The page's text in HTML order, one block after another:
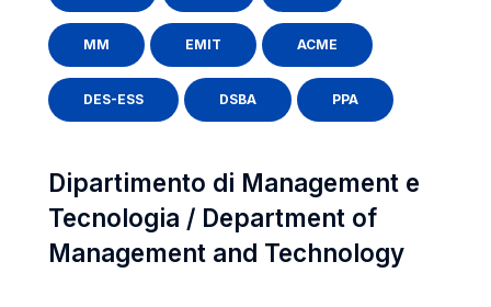
MM EMIT ACME
DES-ESS DSBA PPA
Dipartimento di Management e
Tecnologia / Department of
Management and Technology